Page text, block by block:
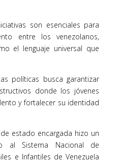
son esenciales para
entre los venezolanos,
el lenguaje universal que
políticas busca garantizar
donde los jóvenes
y fortalecer su identidad
estado encargada hizo un
al Sistema Nacional de
e Infantiles de Venezuela